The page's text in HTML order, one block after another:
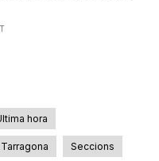
hora
Seccions